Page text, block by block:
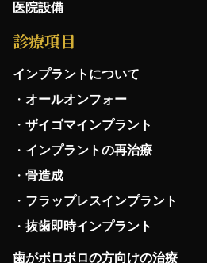
医院設備
診療項目
インプラントについて
オールオンフォー
ザイゴマインプラント
インプラントの再治療
骨造成
フラップレスインプラント
抜歯即時インプラント
歯がボロボロの方向けの治療